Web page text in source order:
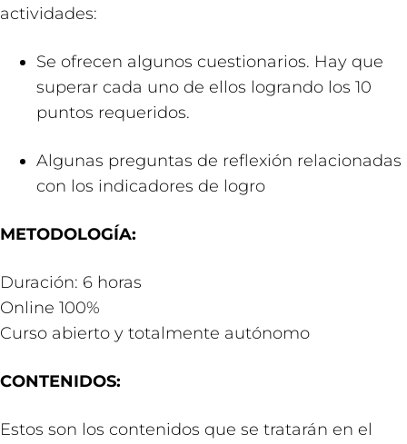
actividades:
Se ofrecen algunos cuestionarios. Hay que
superar cada uno de ellos logrando los 10
puntos requeridos.
Algunas preguntas de reflexión relacionadas
con los indicadores de logro
METODOLOGÍA:
Duración: 6 horas
Online 100%
Curso abierto y totalmente autónomo
CONTENIDOS:
Estos son los contenidos que se tratarán en el